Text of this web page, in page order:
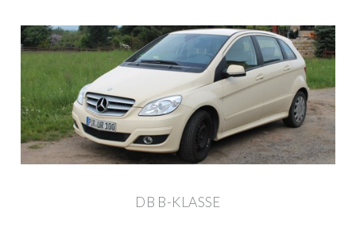
DB B-KLASSE